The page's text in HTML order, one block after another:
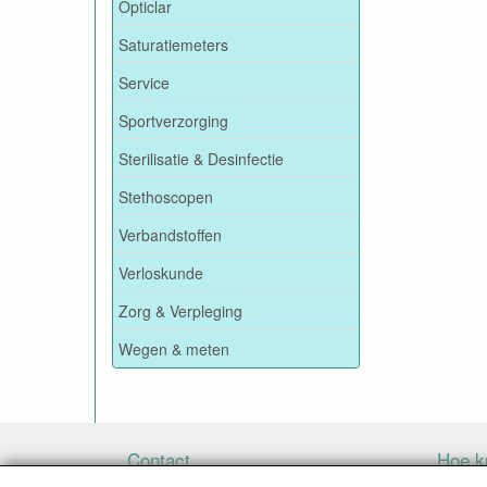
Opticlar
Saturatiemeters
Service
Sportverzorging
Sterilisatie & Desinfectie
Stethoscopen
Verbandstoffen
Verloskunde
Zorg & Verpleging
Wegen & meten
Contact Hoe